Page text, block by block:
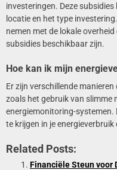
investeringen. Deze
locatie en het type
nemen met de lokale
subsidies beschikbaar zijn.
Hoe kan ik mijn
Er zijn verschillende
zoals het gebruik van slimme
energiemonitoring-systemen.
te krijgen in je
Related Posts:
Financiële Steun voor